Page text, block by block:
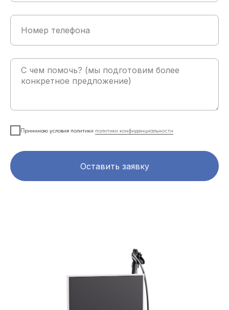
Принимаю условия политики политики конфиденциальности
Оставить заявку